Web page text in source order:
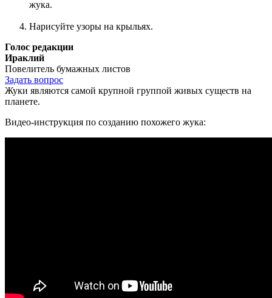
жука.
Нарисуйте узоры на крыльях.
Голос редакции
Ираклий
Повелитель бумажных листов
Задать вопрос
Жуки являются самой крупной группой живых существ на
планете.
Видео-инструкция по созданию похожего жука: